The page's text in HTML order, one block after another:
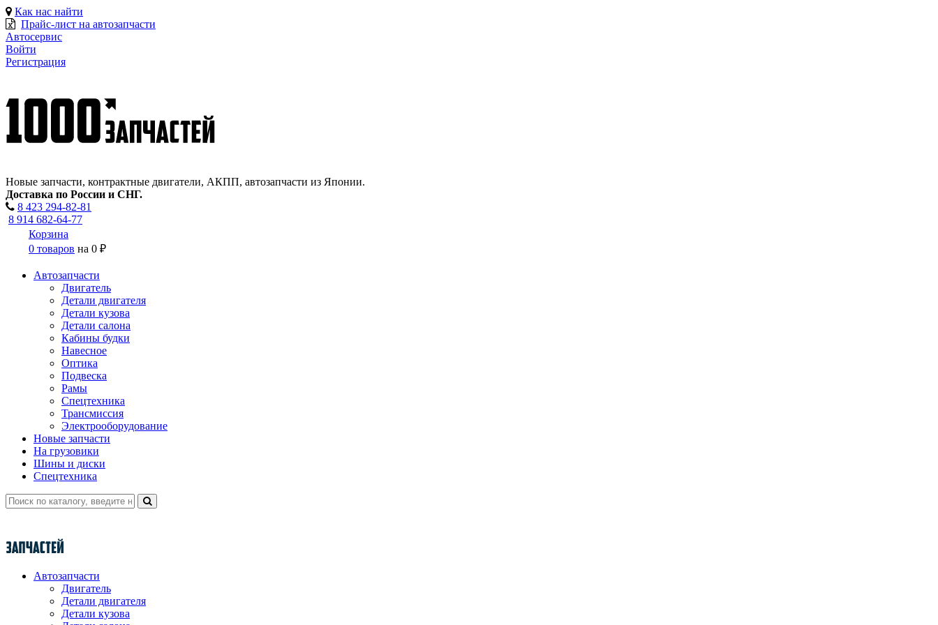
Как нас найти
Прайс-лист на автозапчасти
Автосервис
Войти
Регистрация
Новые запчасти, контрактные двигатели, АКПП, автозапчасти из Японии.
Доставка по России и СНГ.
8 423 294-82-81
8 914 682-64-77
Корзина
0 товаров на 0 ₽
Автозапчасти
Двигатель
Детали двигателя
Детали кузова
Детали салона
Кабины будки
Навесное
Оптика
Подвеска
Рамы
Спецтехника
Трансмиссия
Электрооборудование
Новые запчасти
На грузовики
Шины и диски
Спецтехника
Автозапчасти
Двигатель
Детали двигателя
Детали кузова